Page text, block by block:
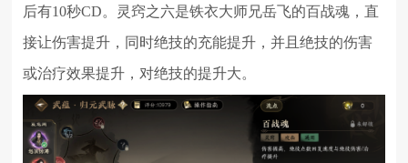
后有10秒CD。灵窍之六是铁衣大师兄岳飞的百战魂，直
接让伤害提升，同时绝技的充能提升，并且绝技的伤害
或治疗效果提升，对绝技的提升大。